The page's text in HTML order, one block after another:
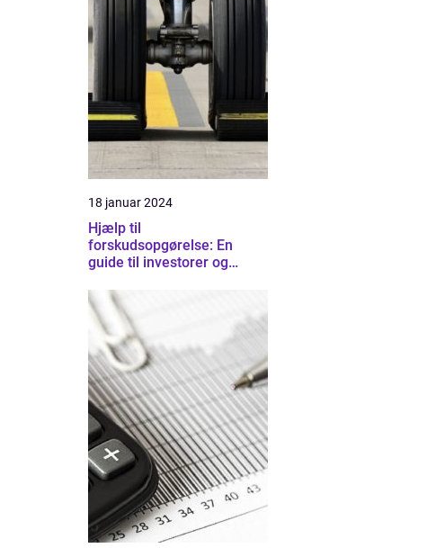
18 januar 2024
Hjælp til
forskudsopgørelse: En
guide til investorer og